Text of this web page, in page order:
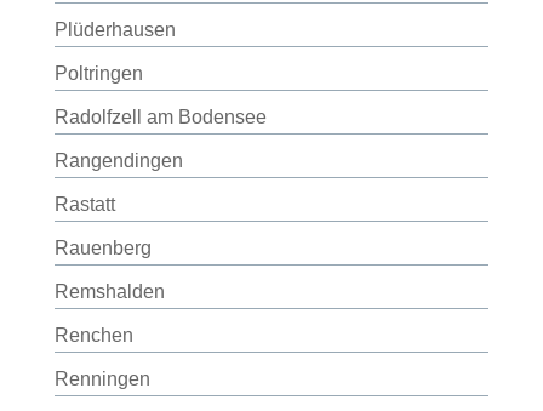
Plüderhausen
Poltringen
Radolfzell am Bodensee
Rangendingen
Rastatt
Rauenberg
Remshalden
Renchen
Renningen